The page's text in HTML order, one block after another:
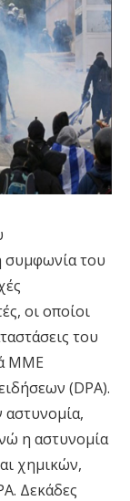
συμφωνία του
οι οποίοι
του
ΜΜΕ
(DPA).
αστυνομία,
η αστυνομία
χημικών,
Δεκάδες